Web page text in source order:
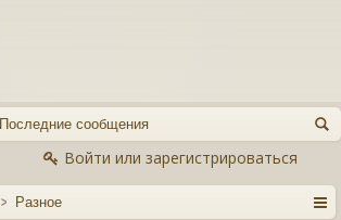
Последние сообщения
Войти или зарегистрироваться
Разное